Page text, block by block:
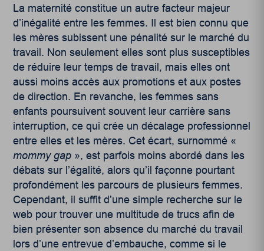
La maternité constitue un autre facteur majeur
d’inégalité entre les femmes. Il est bien connu que
les mères subissent une pénalité sur le marché du
travail. Non seulement elles sont plus susceptibles
de réduire leur temps de travail, mais elles ont
aussi moins accès aux promotions et aux postes
de direction. En revanche, les femmes sans
enfants poursuivent souvent leur carrière sans
interruption, ce qui crée un décalage professionnel
entre elles et les mères. Cet écart, surnommé «
mommy gap », est parfois moins abordé dans les
débats sur l’égalité, alors qu’il façonne pourtant
profondément les parcours de plusieurs femmes.
Cependant, il suffit d’une simple recherche sur le
web pour trouver une multitude de trucs afin de
bien présenter son absence du marché du travail
lors d’une entrevue d’embauche, comme si le